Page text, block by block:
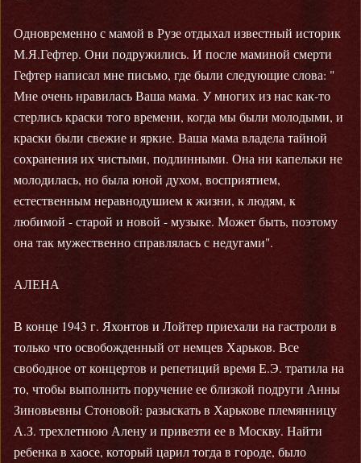
Одновременно с мамой в Рузе отдыхал известный историк
М.Я.Гефтер. Они подружились. И после маминой смерти
Гефтер написал мне письмо, где были следующие слова: "
Мне очень нравилась Ваша мама. У многих из нас как-то
стерлись краски того времени, когда мы были молодыми, и
краски были свежие и яркие. Ваша мама владела тайной
сохранения их чистыми, подлинными. Она ни капельки не
молодилась, но была юной духом, восприятием,
естественным неравнодушием к жизни, к людям, к
любимой - старой и новой - музыке. Может быть, поэтому
она так мужественно справлялась с недугами".
АЛЕНА
В конце 1943 г. Яхонтов и Лойтер приехали на гастроли в
только что освобожденный от немцев Харьков. Все
свободное от концертов и репетиций время Е.Э. тратила на
то, чтобы выполнить поручение ее близкой подруги Анны
Зиновьевны Стоновой: разыскать в Харькове племянницу
А.З. трехлетнюю Алену и привезти ее в Москву. Найти
ребенка в хаосе, который царил тогда в городе, было